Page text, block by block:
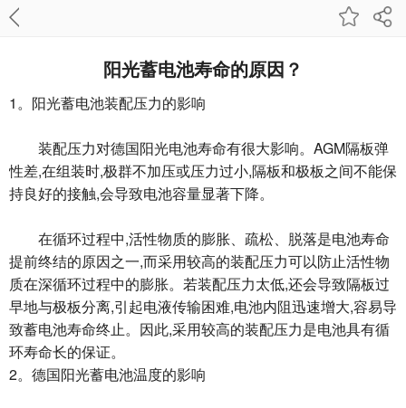
阳光蓄电池寿命的原因？
1。阳光蓄电池装配压力的影响
装配压力对德国阳光电池寿命有很大影响。AGM隔板弹
性差,在组装时,极群不加压或压力过小,隔板和极板之间不能保
持良好的接触,会导致电池容量显著下降。
在循环过程中,活性物质的膨胀、疏松、脱落是电池寿命
提前终结的原因之一,而采用较高的装配压力可以防止活性物
质在深循环过程中的膨胀。若装配压力太低,还会导致隔板过
早地与极板分离,引起电液传输困难,电池内阻迅速增大,容易导
致蓄电池寿命终止。因此,采用较高的装配压力是电池具有循
环寿命长的保证。
2。德国阳光蓄电池温度的影响